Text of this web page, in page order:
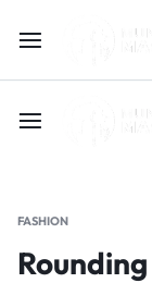
FASHION